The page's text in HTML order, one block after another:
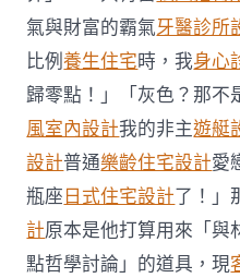
氣與財富的霸氣牙醫診所
比例養生住宅時，我身心
歸零點！」「灰色？那不
風室內設計我的非主遊艇
設計普通樂齡住宅設計愛
瓶座日式住宅設計了！」
計原本是他打算用來「與
點哲學討論」的道具，現